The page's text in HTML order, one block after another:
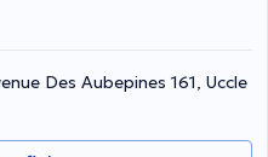
Des Aubepines 161, Uccle